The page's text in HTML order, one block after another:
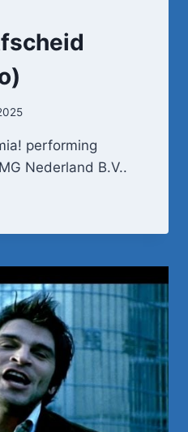
performing
Nederland B.V..